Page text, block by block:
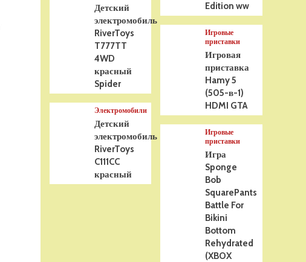
Детский
электромобиль
RiverToys
T777TT
4WD
красный
Spider
Электромобили
Детский
электромобиль
RiverToys
C111CC
красный
Edition ww
Игровые
приставки
Игровая
приставка
Hamy 5
(505-в-1)
HDMI GTA
Игровые
приставки
Игра
Sponge
Bob
SquarePants
Battle For
Bikini
Bottom
Rehydrated
(XBOX